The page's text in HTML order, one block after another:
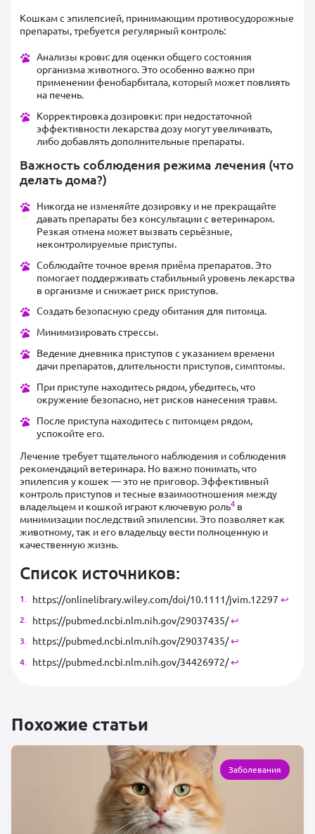
Кошкам с эпилепсией, принимающим противосудорожные
препараты, требуется регулярный контроль:
Анализы крови: для оценки общего состояния
организма животного. Это особенно важно при
применении фенобарбитала, который может повлиять
на печень.
Корректировка дозировки: при недостаточной
эффективности лекарства дозу могут увеличивать,
либо добавлять дополнительные препараты.
Важность соблюдения режима лечения (что
делатьдома?)
Никогда не изменяйте дозировку и не прекращайте
давать препараты без консультации с ветеринаром.
Резкая отмена может вызвать серьёзные,
неконтролируемые приступы.
Соблюдайте точное время приёма препаратов. Это
помогает поддерживать стабильный уровень лекарства
в организме и снижает риск приступов.
Создать безопасную среду обитания для питомца.
Минимизировать стрессы.
Ведение дневника приступов с указанием времени
дачи препаратов, длительности приступов, симптомы.
При приступе находитесь рядом, убедитесь, что
окружение безопасно, нет рисков нанесения травм.
После приступа находитесь с питомцем рядом,
успокойте его.
Лечение требует тщательного наблюдения и соблюдения
рекомендаций ветеринара. Но важно понимать, что
эпилепсия у кошек — это не приговор. Эффективный
контроль приступов и тесные взаимоотношения между
владельцем и кошкой играют ключевую роль4 в
минимизации последствий эпилепсии. Это позволяет как
животному, так и его владельцу вести полноценную и
качественную жизнь.
Список источников:
https://onlinelibrary.wiley.com/doi/10.1111/jvim.12297 ↩︎
https://pubmed.ncbi.nlm.nih.gov/29037435/↩︎
https://pubmed.ncbi.nlm.nih.gov/29037435/↩︎
https://pubmed.ncbi.nlm.nih.gov/34426972/↩︎
Похожие статьи
Заболевания